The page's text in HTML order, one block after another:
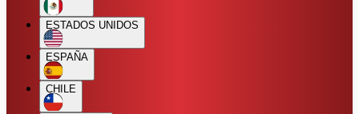
ESTADOS UNIDOS
ESPAÑA
CHILE